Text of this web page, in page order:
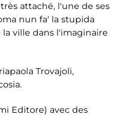
attaché, l'une de ses
nun fa' la stupida
ville dans l'imaginaire
Trovajoli,
Editore) avec des